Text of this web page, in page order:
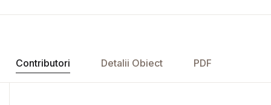
Contributori Detalii Obiect PDF